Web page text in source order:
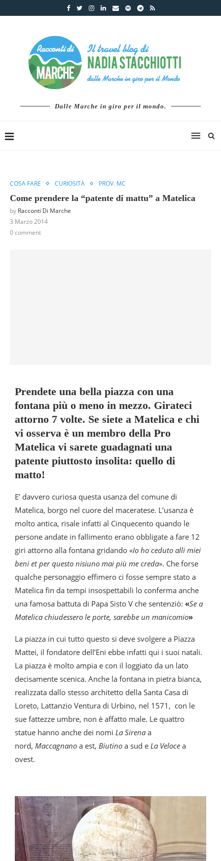
Dalle Marche in giro per il mondo.
COSA FARE CURIOSITÀ PROV. MC
Come prendere la “patente di mattu” a Matelica
by Racconti Di Marche
3 Marzo 2014
0 comment
Prendete una bella piazza con una
fontana più o meno in mezzo. Girateci
attorno 7 volte. Se siete a Matelica e chi
vi osserva è un membro della Pro
Matelica vi sarete guadagnati una
patente piuttosto insolita: quello di
matto!
E’ davvero curiosa questa usanza del comune di
Matelica, borgo nel cuore del maceratese. L’usanza è
molto antica, risale infatti al Cinquecento quando le
persone andate in fallimento erano obbligate a fare 12
giri attorno alla fontana gridando «Io ho ceduto alli miei
beni et per questo nisiuno mai più me creda». Che forse
qualche personaggio effimero ci fosse sempre stato a
Matelica fin da tempi insospettabili lo conferma anche
una famosa battuta di Papa Sisto V che sentenziò: «Se a
Matelica chiudessero le porte, sarebbe un manicomio»
La piazza in cui tutto questo si deve svolgere a Piazza
Mattei, il fondatore dell’Eni ebbe infatti qui i suoi natali.
La piazza è molto ampia e con il loggiato da un lato
decisamente scenica. Anche la fontana in pietra bianca,
realizzata dallo stesso architetto della Santa Casa di
Loreto, Lattanzio Ventura di Urbino, nel 1571, con le
sue fattezze umbre, non è affatto male. Le quattro
statue hanno anche dei nomi La Sirena a
nord, Maccagnano a est, Biutino a sud e La Veloce a
ovest.